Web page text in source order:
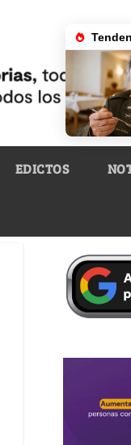
EDICTOS